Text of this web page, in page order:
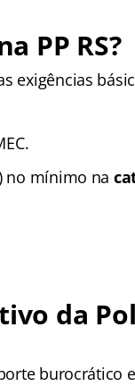
PP RS?
exigências
no mínimo na
da
burocrático e